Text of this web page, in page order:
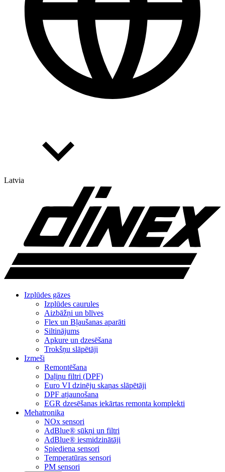
Latvia
Izplūdes gāzes
Izplūdes caurules
Aizbāžņi un blīves
Flex un Bļaušanas aparāti
Siltinājums
Apkure un dzesēšana
Trokšņu slāpētāji
Izmeši
Remontēšana
Daļiņu filtri (DPF)
Euro VI dzinēju skaņas slāpētāji
DPF atjaunošana
EGR dzesēšanas iekārtas remonta komplekti
Mehatronika
NOx sensori
AdBlue® sūkņi un filtri
AdBlue® iesmidzinātāji
Spiediena sensori
Temperatūras sensori
PM sensori